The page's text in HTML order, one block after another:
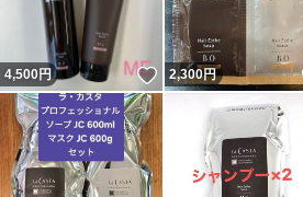
4,500円 いいね！
2,300円